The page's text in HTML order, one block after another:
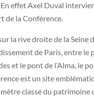
effet Axel Duval
de la Conférence.
la rive droite de la Seine
de Paris, entre le
et le pont de l’Alma, le
est un site
classé du patrimoine